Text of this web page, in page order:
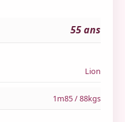
55 ans
Lion
1m85 / 88kgs